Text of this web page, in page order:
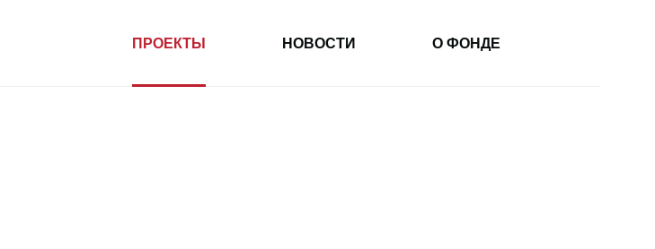
ПРОЕКТЫ НОВОСТИ О ФОНДЕ